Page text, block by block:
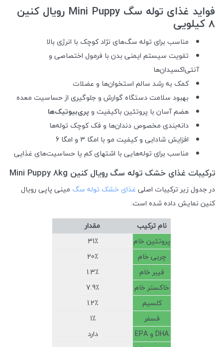
فواید غذای توله سگ Mini Puppy رویال کنین
8 کیلویی
مناسب برای توله سگ‌های نژاد کوچک با انرژی بالا
تقویت سیستم ایمنی بدن با فرمول اختصاصی و
آنتی‌اکسیدان‌ها
کمک به رشد سالم استخوان‌ها و عضلات
بهبود سلامت دستگاه گوارش و جلوگیری از حساسیت معده
هضم آسان با پروتئین باکیفیت و پری‌بیوتیک‌ها
دانه‌بندی مخصوص دندان‌ها و فک کوچک توله‌ها
افزایش شادابی و کیفیت مو با امگا 3 و امگا 6
مناسب برای توله‌هایی با اشتهای کم یا حساسیت‌های غذایی
ترکیبات غذای خشک توله سگ رویال کنین Mini Puppy 8kg
در جدول زیر ترکیبات اصلی غذای خشک توله سگ مینی پاپی رویال
کنین نمایش داده شده است.
نام ترکیب
مقدار
پروتئین خام
31٪
چربی خام
20٪
فیبر خام
1.3٪
خاکستر خام
7.9٪
کلسیم
1.2٪
فسفر
1٪
DHA و EPA
دارد